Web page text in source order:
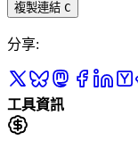
複製連結 C
分享:
工具資訊